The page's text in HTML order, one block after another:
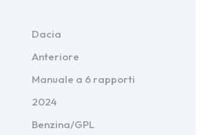
Dacia
Anteriore
Manuale a 6 rapporti
2024
Benzina/GPL